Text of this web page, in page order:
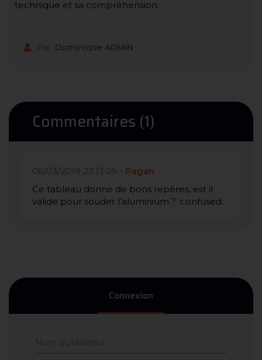
technique et sa compréhension.
Par: Dominique ADMIN
Commentaires (1)
06/03/2019 23:13:05 - Pagan
Ce tableau donne de bons repères, est il
valide pour souder l’aluminium ? :confused:
Connexion